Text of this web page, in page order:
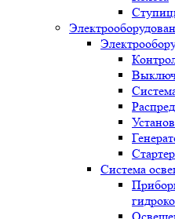
Система